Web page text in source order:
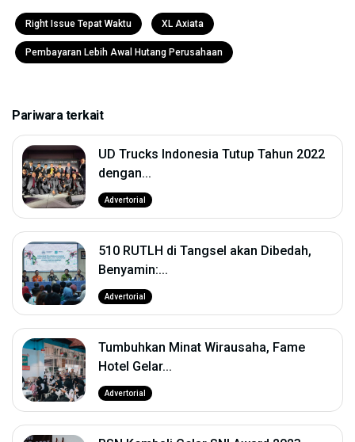
Right Issue Tepat Waktu XL Axiata
Pembayaran Lebih Awal Hutang Perusahaan
Pariwara terkait
UD Trucks Indonesia Tutup Tahun 2022
dengan...
Advertorial
510 RUTLH di Tangsel akan Dibedah,
Benyamin:...
Advertorial
Tumbuhkan Minat Wirausaha, Fame
Hotel Gelar...
Advertorial